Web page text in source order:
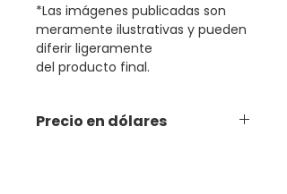
*Las imágenes publicadas son
meramente ilustrativas y pueden
diferir ligeramente
del producto final.
Precio en dólares